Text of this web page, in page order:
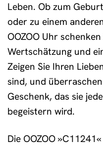
Leben. Ob zum
oder zu einem
OOZOO Uhr
Wertschätzung und
Zeigen Sie Ihren
sind, und
Geschenk, das sie
begeistern wird.
Die OOZOO